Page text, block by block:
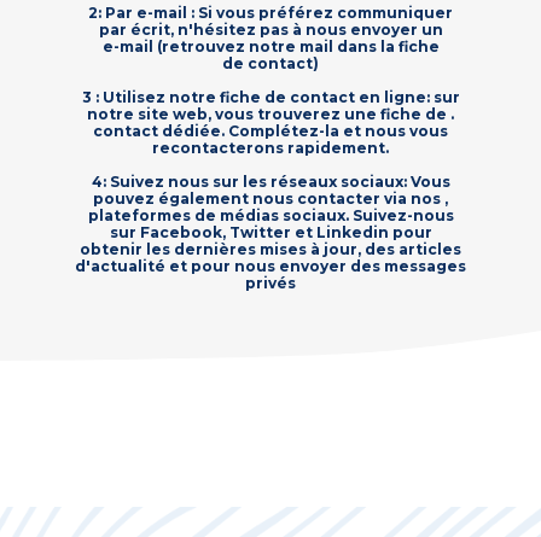
2: Par e-mail : Si vous préférez communiquer
par écrit, n'hésitez pas à nous envoyer un
e-mail (retrouvez notre mail dans la fiche
de contact)
3 : Utilisez notre fiche de contact en ligne: sur
notre site web, vous trouverez une fiche de .
contact dédiée. Complétez-la et nous vous
recontacterons rapidement.
4: Suivez nous sur les réseaux sociaux: Vous
pouvez également nous contacter via nos ,
plateformes de médias sociaux. Suivez-nous
sur Facebook, Twitter et Linkedin pour
obtenir les dernières mises à jour, des articles
d'actualité et pour nous envoyer des messages
privés